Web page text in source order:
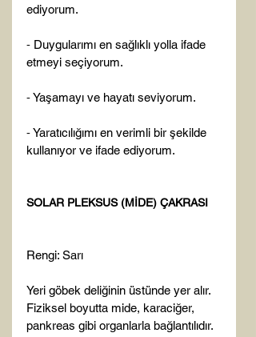
ediyorum.
⁃ Duygularımı en sağlıklı yolla ifade
etmeyi seçiyorum.
⁃ Yaşamayı ve hayatı seviyorum.
⁃ Yaratıcılığımı en verimli bir şekilde
kullanıyor ve ifade ediyorum.
SOLAR PLEKSUS (MİDE) ÇAKRASI
Rengi: Sarı
Yeri göbek deliğinin üstünde yer alır.
Fiziksel boyutta mide, karaciğer,
pankreas gibi organlarla bağlantılıdır.